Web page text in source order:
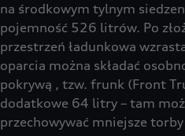
na środkowym tylnym
pojemność 526 litrów. Po
przestrzeń ładunkowa
oparcia można składać
pokrywą , tzw. frunk (Front
dodatkowe 64 litry – tam
przechowywać mniejsze